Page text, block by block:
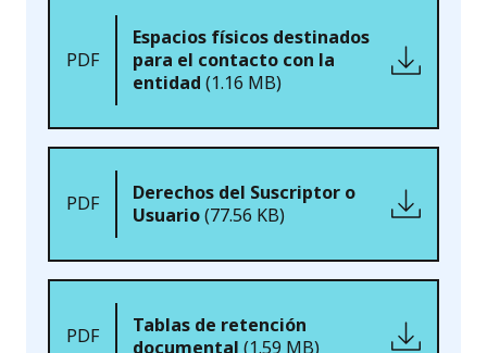
PDF
Espacios físicos destinados
para el contacto con la
entidad (1.16 MB)
PDF
Derechos del Suscriptor o
Usuario(77.56 KB)
PDF
Tablas de retención
documental (1.59 MB)